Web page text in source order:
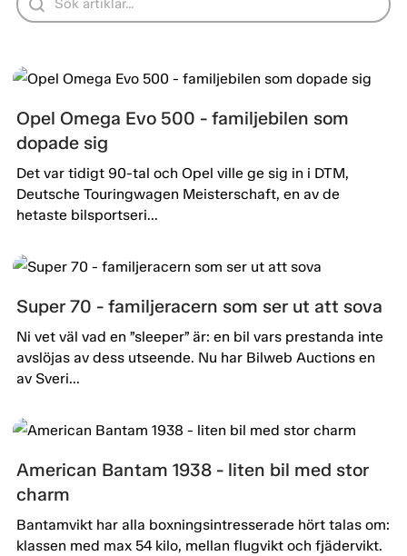
Opel Omega Evo 500 - familjebilen som
dopade sig
Det var tidigt 90-tal och Opel ville ge sig in i DTM,
Deutsche Touringwagen Meisterschaft, en av de
hetaste bilsportseri...
Super 70 - familjeracern som ser ut att sova
Ni vet väl vad en ”sleeper” är: en bil vars prestanda inte
avslöjas av dess utseende. Nu har Bilweb Auctions en
av Sveri...
American Bantam 1938 - liten bil med stor
charm
Bantamvikt har alla boxningsintresserade hört talas om:
klassen med max 54 kilo, mellan flugvikt och fjädervikt.